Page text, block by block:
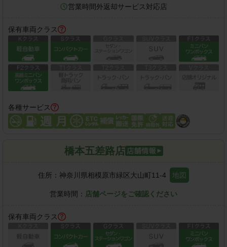
営業時間外返却サービス対応店
保有車両クラス
各種サービス
橋本五差路店
住所： 神奈川県相模原市緑区大山町11-4 地図
営業時間： 店舗ページをご確認ください
保有車両クラス